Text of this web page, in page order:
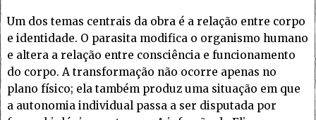
Um dos temas centrais da obra é a relação entre corpo
e identidade. O parasita modifica o organismo humano
e altera a relação entre consciência e funcionamento
do corpo. A transformação não ocorre apenas no
plano físico; ela também produz uma situação em que
a autonomia individual passa a ser disputada por